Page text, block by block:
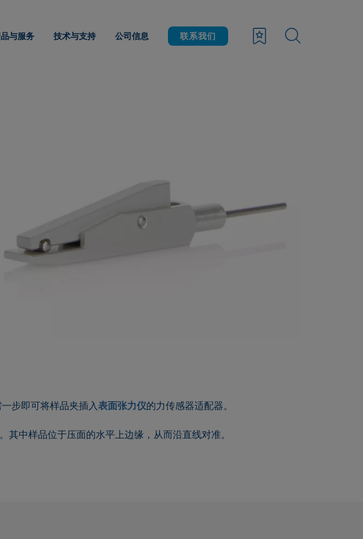
与服务 技术与支持 公司信息 联系我们
步即可将样品夹插入表面张力仪的力传感器适配器。
中样品位于压面的水平上边缘，从而沿直线对准。